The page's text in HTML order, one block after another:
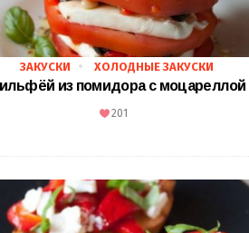
ЗАКУСКИ ХОЛОДНЫЕ ЗАКУСКИ
из помидора с моцареллой
201